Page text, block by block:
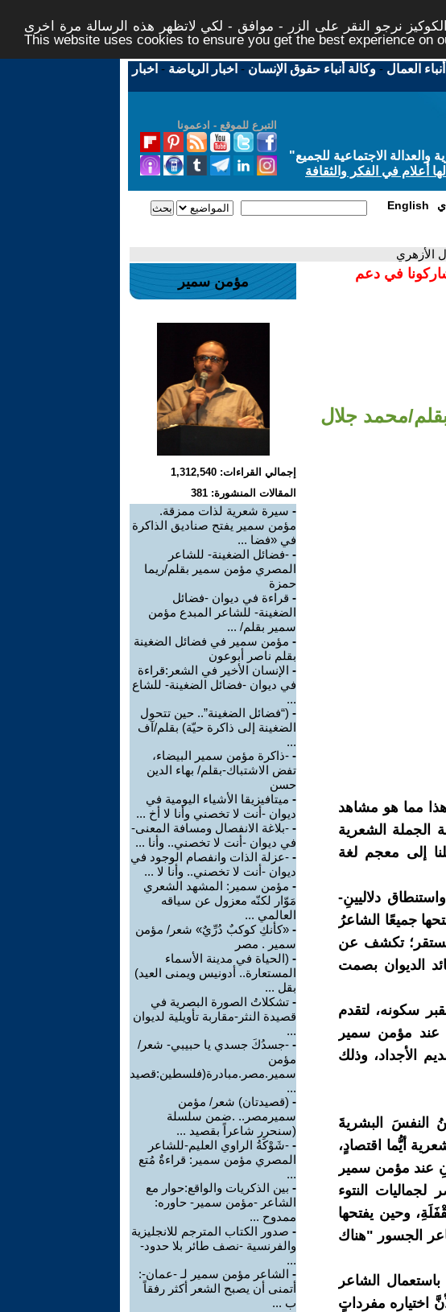
نرجو النقر على الزر - موافق - لكي لاتظهر هذه الرسالة مرة اخرى -
This website uses cookies to ensure you get the best experience on
العمال -وكالة أنباء حقوق الإنسان - اخبار الرياضة - اخبار
التبرع للموقع - ادعمونا
الاجتماعية للجميع"
أعلام في الفكر والثقافة
English
الأزهري
في دعم
محمد جلال
مما هو مشاهد
الشعرية
إلى معجم لغة
دلاليينِ-
جميعًا الشاعرُ
تكشف عن
الديوان بصمت
سكونه، لتقدم
عند مؤمن سمير
الأجداد، وذلك
النفسَ البشريةَ
أيُّما اقتصادٍ،
عند مؤمن سمير
النتوء
وحين يفتحها
الجسور "هناك
الشاعر
اختياره مفرداتٍ
مؤمن سمير
إجمالي القراءات: 1,312,540
المقالات المنشورة: 381
- سيرة شعرية لذات ممزقة.
مؤمن سمير يفتح صناديق الذاكرة
في «فضا ...
- -فضائل الضغينة- للشاعر
المصري مؤمن سمير بقلم/ريما
حمزة
- قراءة في ديوان -فضائل
الضغينة- للشاعر المبدع مؤمن
سمير بقلم/ ...
- مؤمن سمير في فضائل الضغينة
بقلم ناصر أبوعون
- الإنسان الأخير في الشعر:قراءة
في ديوان -فضائل الضغينة- للشاع
...
- (“فضائل الضغينة”.. حين تتحول
الضغينة إلى ذاكرة حيّة) بقلم/آف
...
- -ذاكرة مؤمن سمير البيضاء،
تفض الاشتباك-بقلم/ بهاء الدين
حسن
- ميتافيزيقا الأشياء اليومية في
ديوان -أنت لا تخصني وأنا لا أخ ...
- -بلاغة الانفصال ومسافة المعنى-
في ديوان -أنت لا تخصني.. وأنا ...
- -عزلة الذات وانفصام الوجود في
ديوان -أنت لا تخصني.. وأنا لا ...
- مؤمن سمير: المشهد الشعري
مَوّار لكنّه معزول عن سياقه
العالمي ...
- «كأنكِ كوكبٌ دُرِّيٌ» شعر/ مؤمن
سمير . مصر
- (الحياة في مدينة الأسماء
المستعارة.. أدونيس ويمنى العيد)
بقل ...
- تشكلاتُ الصورة البصرية في
قصيدة النثر-مقاربة تأويلية لديوان
...
- -جسدُكَ جسدي يا حبيبي- شعر/
مؤمن
سمير.مصر.مبادرة(فلسطين:قصيد
...
- (قصيدتان) شعر/ مؤمن
سميرمصر.. .ضمن سلسلة
(سنحرر شاعراً بقصيد ...
- -شَوْكَةُ الراوي العليم-للشاعر
المصري مؤمن سمير: قراءةٌ مُتع
...
- بين الذكريات والواقع:حوار مع
الشاعر -مؤمن سمير- حاوره:
ممدوح ...
- صدور الكتاب المترجم للانجليزية
والفرنسية -نصف طائر بلا حدود-
...
- الشاعر مؤمن سمير لـ -عمان-:
أتمنى أن يصبح الشعر أكثر رفقاً
ب ...